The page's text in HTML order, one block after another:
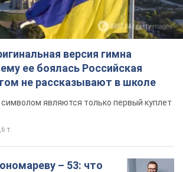
версия гимна
ее боялась Российская
не рассказывают в школе
являются только первый куплет
т.
– 53: что